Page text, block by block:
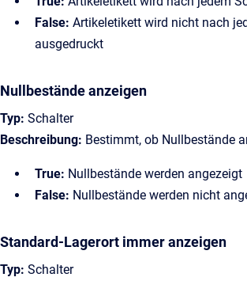
False: Artikeletikett wird nicht nach
ausgedruckt
Nullbestände anzeigen
Typ: Schalter
Beschreibung: Bestimmt, ob Nullbestände
True: Nullbestände werden angezeigt
False: Nullbestände werden nicht
Standard-Lagerort immer anzeigen
Typ: Schalter